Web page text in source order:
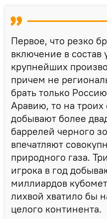
Первое, что резко
включение в состав
крупнейших
причем не
брать только
Аравию, то на
добывают более
баррелей черного
впечатляют
природного газа.
игрока в год
миллиардов
лихвой хватило бы
целого континента.